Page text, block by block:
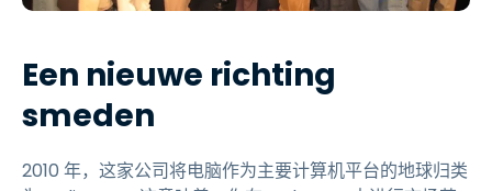
Een nieuwe richting
smeden
2010 年，这家公司将电脑作为主要计算机平台的地球归类